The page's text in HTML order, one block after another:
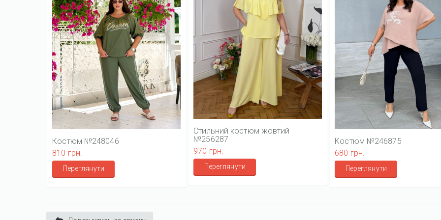
Костюм №248046
810 грн.
Переглянути
Стильний костюм жовтий
№256287
970 грн.
Переглянути
Костюм №246875
680 грн.
Переглянути